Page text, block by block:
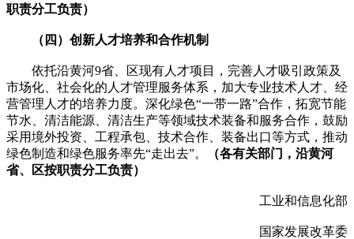
职责分工负责）
（四）创新人才培养和合作机制
依托沿黄河9省、区现有人才项目，完善人才吸引政策及
市场化、社会化的人才管理服务体系，加大专业技术人才、经
营管理人才的培养力度。深化绿色“一带一路”合作，拓宽节能
节水、清洁能源、清洁生产等领域技术装备和服务合作，鼓励
采用境外投资、工程承包、技术合作、装备出口等方式，推动
绿色制造和绿色服务率先“走出去”。
（各有关部门，沿黄河
省、区按职责分工负责）
工业和信息化部
国家发展改革委